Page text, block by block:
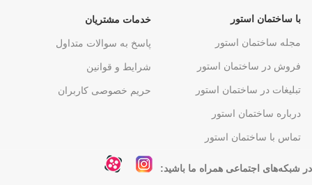
با ساختمان استور
مجله ساختمان استور
فروش در ساختمان استور
تبلیغات در ساختمان استور
درباره ساختمان استور
تماس با ساختمان استور
خدمات مشتریان
پاسخ به سوالات متداول
شرایط و قوانین
حریم خصوصی کاربران
در شبکه‌های اجتماعی همراه ما باشید: